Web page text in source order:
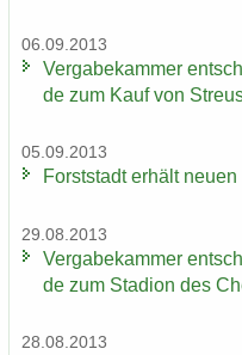
06.09.2013
Ver­ga­be­kam­mer
de zum Kauf von
05.09.2013
Forst­stadt er­hält
29.08.2013
Ver­ga­be­kam­mer
de zum Sta­di­on des
28.08.2013